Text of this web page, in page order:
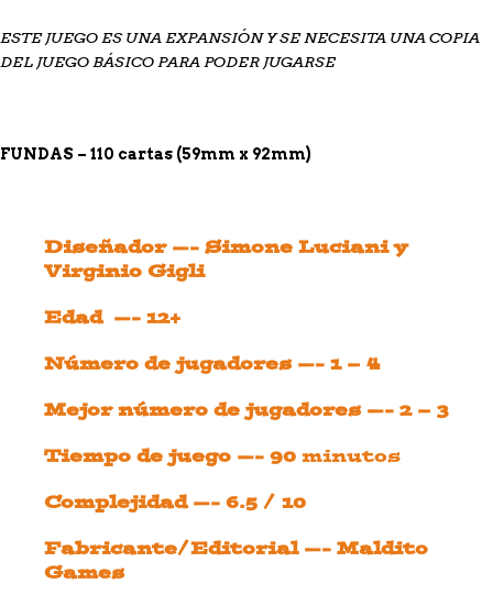
ESTE JUEGO ES UNA EXPANSIÓN Y SE NECESITA UNA COPIA
DEL JUEGO BÁSICO PARA PODER JUGARSE
FUNDAS – 110 cartas (59mm x 92mm)
Diseñador —- Simone Luciani y
Virginio Gigli
Edad —- 12+
Número de jugadores —- 1 – 4
Mejor número de jugadores —- 2 – 3
Tiempo de juego —- 90 minutos
Complejidad —- 6.5 / 10
Fabricante/Editorial —- Maldito
Games